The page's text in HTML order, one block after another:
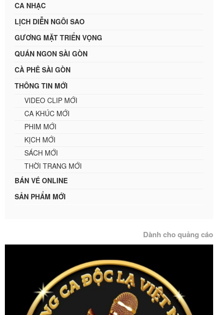
CA NHẠC
LỊCH DIỄN NGÔI SAO
GƯƠNG MẶT TRIỂN VỌNG
QUÁN NGON SÀI GÒN
CÀ PHÊ SÀI GÒN
THÔNG TIN MỚI
VIDEO CLIP MỚI
CA KHÚC MỚI
PHIM MỚI
KỊCH MỚI
SÁCH MỚI
THỜI TRANG MỚI
BÁN VÉ ONLINE
SẢN PHẨM MỚI
Dành cho quảng cáo